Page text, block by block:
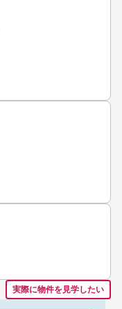
実際に物件を見学したい